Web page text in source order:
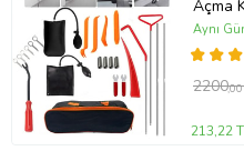
Açma
Kanca
Seti
Aynı
2200,00
213,22